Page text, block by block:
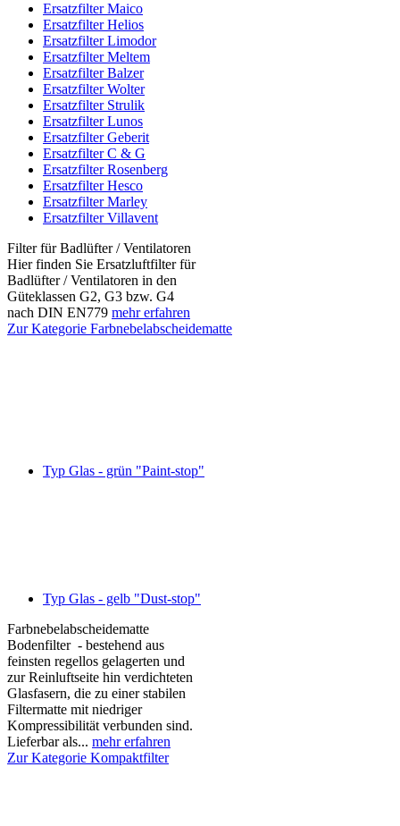
Ersatzfilter Maico
Ersatzfilter Helios
Ersatzfilter Limodor
Ersatzfilter Meltem
Ersatzfilter Balzer
Ersatzfilter Wolter
Ersatzfilter Strulik
Ersatzfilter Lunos
Ersatzfilter Geberit
Ersatzfilter C & G
Ersatzfilter Rosenberg
Ersatzfilter Hesco
Ersatzfilter Marley
Ersatzfilter Villavent
Filter für Badlüfter / Ventilatoren
Hier finden Sie Ersatzluftfilter für
Badlüfter / Ventilatoren in den
Güteklassen G2, G3 bzw. G4
nach DIN EN779 mehr erfahren
Zur Kategorie Farbnebelabscheidematte
Typ Glas - grün "Paint-stop"
Typ Glas - gelb "Dust-stop"
Farbnebelabscheidematte
Bodenfilter - bestehend aus
feinsten regellos gelagerten und
zur Reinluftseite hin verdichteten
Glasfasern, die zu einer stabilen
Filtermatte mit niedriger
Kompressibilität verbunden sind.
Lieferbar als... mehr erfahren
Zur Kategorie Kompaktfilter